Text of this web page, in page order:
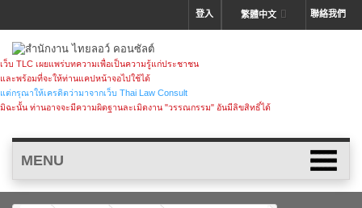
聯絡我們
繁體中文
登入
เว็บ TLC เผยแพร่บทความเพื่อเป็นความรู้แก่ประชาชน
และพร้อมที่จะให้ท่านแคปหน้าจอไปใช้ได้
แต่กรุณาให้เครดิตว่ามาจากเว็บ Thai Law Consult
มิฉะนั้น ท่านอาจจะมีความผิดฐานละเมิดงาน "วรรณกรรม" อันมีลิขสิทธิ์ได้
MENU